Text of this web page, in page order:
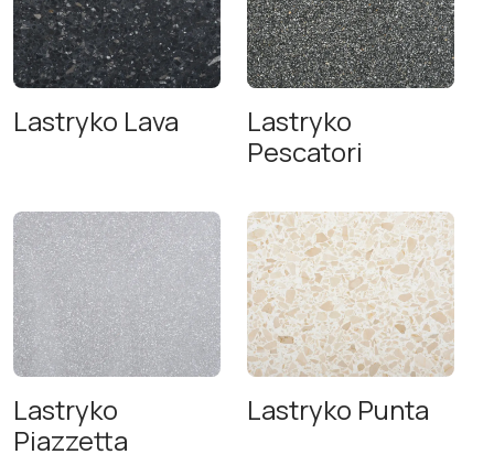
Lastryko Lava
Lastryko
Pescatori
Lastryko
Piazzetta
Lastryko Punta